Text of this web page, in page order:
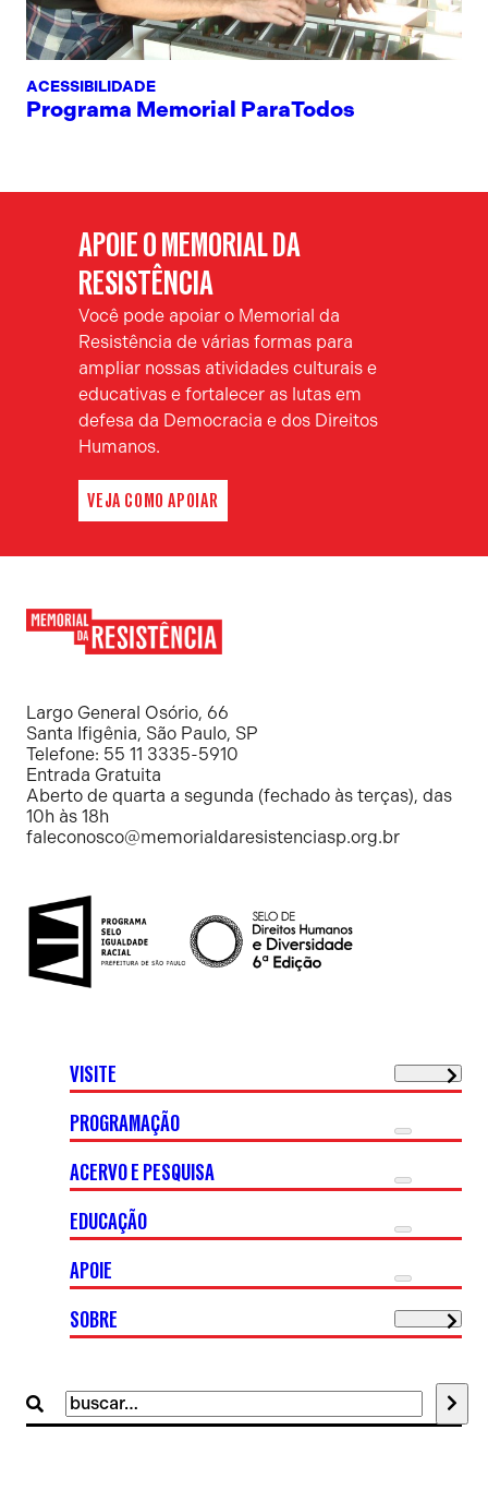
ACESSIBILIDADE
Programa Memorial ParaTodos
APOIE O MEMORIAL DA
RESISTÊNCIA
Você pode apoiar o Memorial da
Resistência de várias formas para
ampliar nossas atividades culturais e
educativas e fortalecer as lutas em
defesa da Democracia e dos Direitos
Humanos.
VEJA COMO APOIAR
Resistência
Largo General Osório, 66
Santa Ifigênia, São Paulo, SP
Telefone: 55 11 3335-5910
Entrada Gratuita
Aberto de quarta a segunda (fechado às terças), das
10h às 18h
faleconosco@memorialdaresistenciasp.org.br
Buscar
por:
VISITE
PROGRAMAÇÃO
ACERVO E PESQUISA
EDUCAÇÃO
APOIE
SOBRE